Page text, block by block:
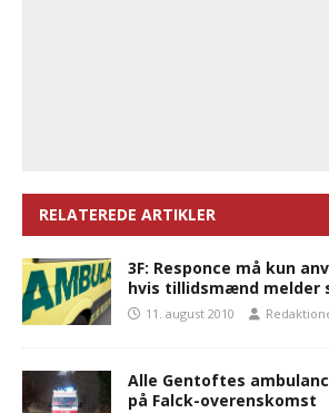
RELATEREDE ARTIKLER
3F: Responce må kun
hvis tillidsmænd melder
11. august 2010
Alle Gentoftes
på Falck-overenskomst